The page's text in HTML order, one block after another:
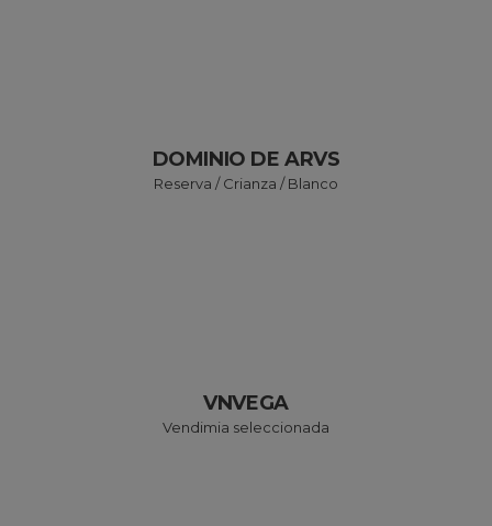
DOMINIO DE ARVS
Reserva / Crianza / Blanco
VNVEGA
Vendimia seleccionada